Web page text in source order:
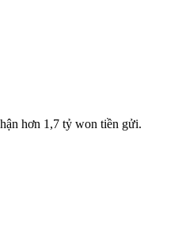
hơn 1,7 tỷ won tiền gửi.